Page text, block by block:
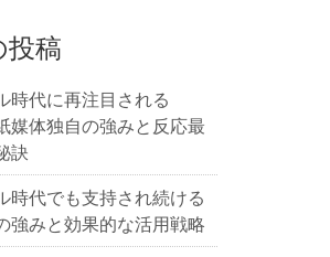
投稿
時代に再注目される
媒体独自の強みと反応最
訣
時代でも支持され続ける
強みと効果的な活用戦略